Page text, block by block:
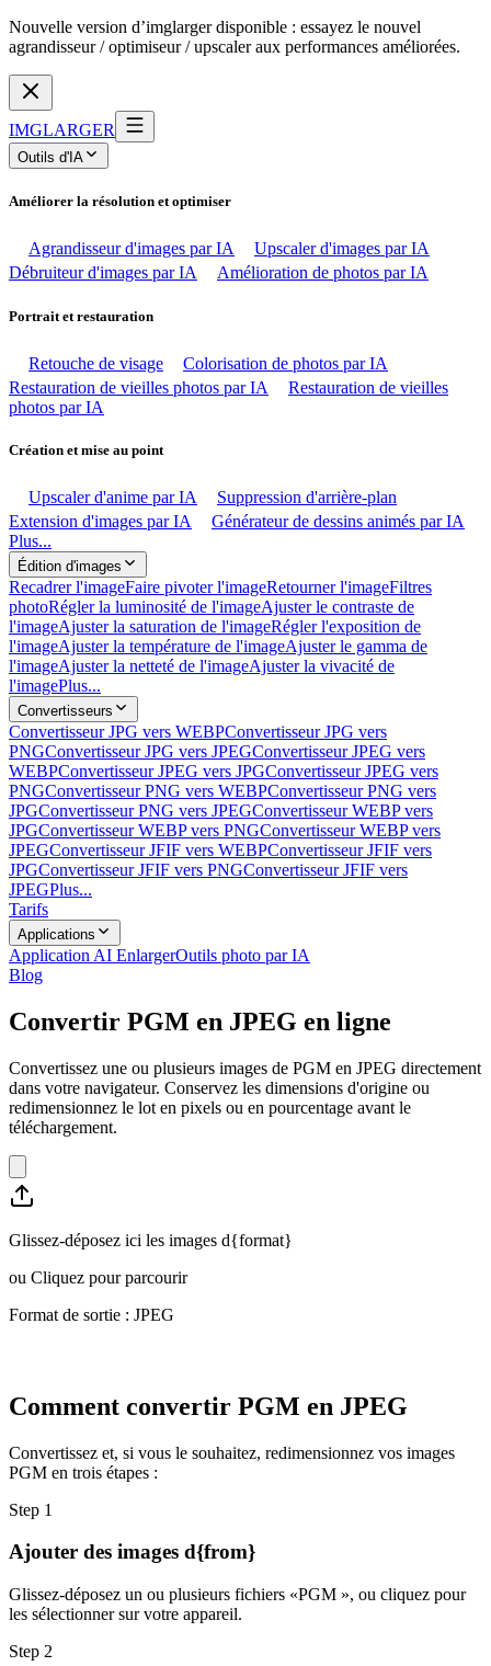
Nouvelle version d’imglarger disponible : essayez le nouvel
agrandisseur / optimiseur / upscaler aux performances améliorées.
IMGLARGER
Outils d'IA
Améliorer la résolution et optimiser
Agrandisseur d'images par IA
Upscaler d'images par IA
Débruiteur d'images par IA
Amélioration de photos par IA
Portrait et restauration
Retouche de visage
Colorisation de photos par IA
Restauration de vieilles photos par IA
Restauration de vieilles
photos par IA
Création et mise au point
Upscaler d'anime par IA
Suppression d'arrière-plan
Extension d'images par IA
Générateur de dessins animés par IA
Plus...
Édition d'images
Recadrer l'imageFaire pivoter l'imageRetourner l'imageFiltres
photoRégler la luminosité de l'imageAjuster le contraste de
l'imageAjuster la saturation de l'imageRégler l'exposition de
l'imageAjuster la température de l'imageAjuster le gamma de
l'imageAjuster la netteté de l'imageAjuster la vivacité de
l'imagePlus...
Convertisseurs
Convertisseur JPG vers WEBPConvertisseur JPG vers
PNGConvertisseur JPG vers JPEGConvertisseur JPEG vers
WEBPConvertisseur JPEG vers JPGConvertisseur JPEG vers
PNGConvertisseur PNG vers WEBPConvertisseur PNG vers
JPGConvertisseur PNG vers JPEGConvertisseur WEBP vers
JPGConvertisseur WEBP vers PNGConvertisseur WEBP vers
JPEGConvertisseur JFIF vers WEBPConvertisseur JFIF vers
JPGConvertisseur JFIF vers PNGConvertisseur JFIF vers
JPEGPlus...
Tarifs
Applications
Application AI EnlargerOutils photo par IA
Blog
Convertir PGM en JPEG en ligne
Convertissez une ou plusieurs images de PGM en JPEG directement
dans votre navigateur. Conservez les dimensions d'origine ou
redimensionnez le lot en pixels ou en pourcentage avant le
téléchargement.
Glissez-déposez ici les images d{format}
ou Cliquez pour parcourir
Format de sortie : JPEG
Comment convertir PGM en JPEG
Convertissez et, si vous le souhaitez, redimensionnez vos images
PGM en trois étapes :
Step 1
Ajouter des images d{from}
Glissez-déposez un ou plusieurs fichiers «PGM », ou cliquez pour
les sélectionner sur votre appareil.
Step 2